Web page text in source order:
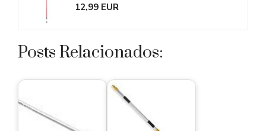
12,99 EUR
Posts Relacionados: